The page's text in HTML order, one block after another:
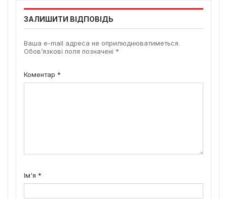
ЗАЛИШИТИ ВІДПОВІДЬ
Ваша e-mail адреса не оприлюднюватиметься.
Обов’язкові поля позначені *
Коментар *
Ім'я *